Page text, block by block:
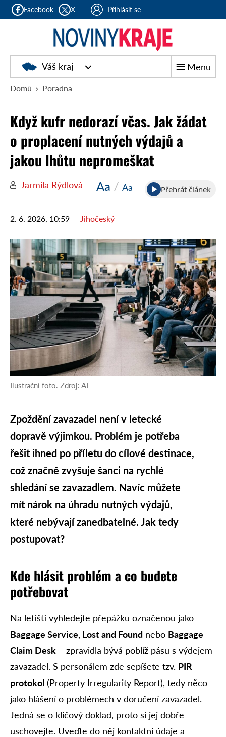
Facebook X Přihlásit se
Noviny
kraje
Váš kraj Menu
Domů Poradna
Když kufr nedorazí včas. Jak žádat
o proplacení nutných výdajů a
jakou lhůtu nepromeškat
Jarmila Rýdlová Aa / Aa Přehrát článek
2. 6. 2026, 10:59 Jihočeský
Ilustrační foto. Zdroj: AI
Zpoždění zavazadel není v letecké
dopravě výjimkou. Problém je potřeba
řešit ihned po příletu do cílové destinace,
což značně zvyšuje šanci na rychlé
shledání se zavazadlem. Navíc můžete
mít nárok na úhradu nutných výdajů,
které nebývají zanedbatelné. Jak tedy
postupovat?
Kde hlásit problém a co budete
potřebovat
Na letišti vyhledejte přepážku označenou jako
Baggage Service, Lost and Found nebo Baggage
Claim Desk – zpravidla bývá poblíž pásu s výdejem
zavazadel. S personálem zde sepíšete tzv. PIR
protokol (Property Irregularity Report), tedy něco
jako hlášení o problémech v doručení zavazadel.
Jedná se o klíčový doklad, proto si jej dobře
uschovejte. Uveďte do něj kontaktní údaje a